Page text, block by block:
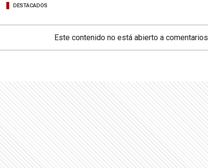
DESTACADOS
Este contenido no está abierto a comentarios